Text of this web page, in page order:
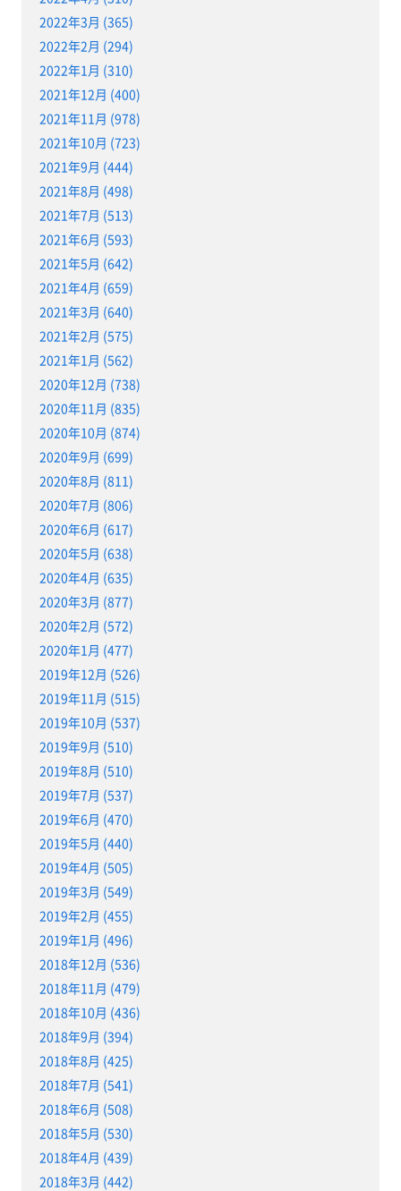
2022年3月 (365)
2022年2月 (294)
2022年1月 (310)
2021年12月 (400)
2021年11月 (978)
2021年10月 (723)
2021年9月 (444)
2021年8月 (498)
2021年7月 (513)
2021年6月 (593)
2021年5月 (642)
2021年4月 (659)
2021年3月 (640)
2021年2月 (575)
2021年1月 (562)
2020年12月 (738)
2020年11月 (835)
2020年10月 (874)
2020年9月 (699)
2020年8月 (811)
2020年7月 (806)
2020年6月 (617)
2020年5月 (638)
2020年4月 (635)
2020年3月 (877)
2020年2月 (572)
2020年1月 (477)
2019年12月 (526)
2019年11月 (515)
2019年10月 (537)
2019年9月 (510)
2019年8月 (510)
2019年7月 (537)
2019年6月 (470)
2019年5月 (440)
2019年4月 (505)
2019年3月 (549)
2019年2月 (455)
2019年1月 (496)
2018年12月 (536)
2018年11月 (479)
2018年10月 (436)
2018年9月 (394)
2018年8月 (425)
2018年7月 (541)
2018年6月 (508)
2018年5月 (530)
2018年4月 (439)
2018年3月 (442)